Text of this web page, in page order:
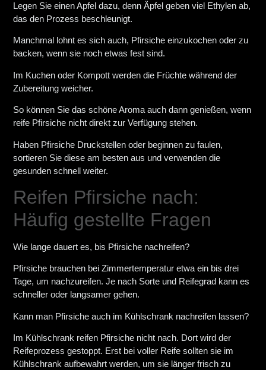
Legen Sie einen Apfel dazu, denn Äpfel geben viel Ethylen ab,
das den Prozess beschleunigt.
Manchmal lohnt es sich auch, Pfirsiche einzukochen oder zu
backen, wenn sie noch etwas fest sind.
Im Kuchen oder Kompott werden die Früchte während der
Zubereitung weicher.
So können Sie das schöne Aroma auch dann genießen, wenn
reife Pfirsiche nicht direkt zur Verfügung stehen.
Haben Pfirsiche Druckstellen oder beginnen zu faulen,
sortieren Sie diese am besten aus und verwenden die
gesunden schnell weiter.
Reifen Pfirsiche nach:
Häufig gestellte Fragen
Wie lange dauert es, bis Pfirsiche nachreifen?
Pfirsiche brauchen bei Zimmertemperatur etwa ein bis drei
Tage, um nachzureifen. Je nach Sorte und Reifegrad kann es
schneller oder langsamer gehen.
Kann man Pfirsiche auch im Kühlschrank nachreifen lassen?
Im Kühlschrank reifen Pfirsiche nicht nach. Dort wird der
Reifeprozess gestoppt. Erst bei voller Reife sollten sie im
Kühlschrank aufbewahrt werden, um sie länger frisch zu